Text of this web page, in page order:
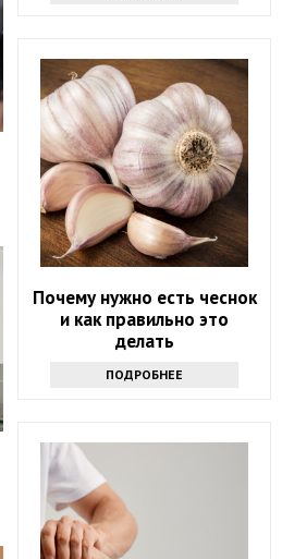
Почему нужно есть чеснок
и как правильно это
делать
ПОДРОБНЕЕ